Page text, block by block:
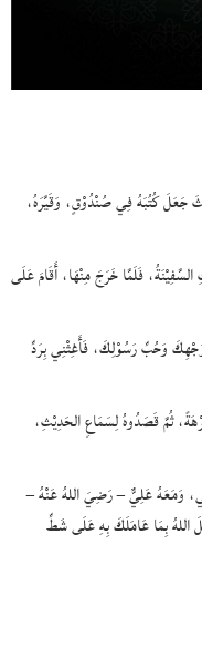
جَعَلَ كُتُبَهُ فِي صُنْدُوْقٍ، وَقَيَّرَهُ،
فَلَمَّا خَرَجَ مِنْهَا، أَقَامَ عَلَى
وَحُبِّ رَسُوْلِكَ، فَأَغِثْنِي بِرَدِّ
ثُمَّ قَصَدُوهُ لِسَمَاعِ الحَدِيْثِ،
وَمَعَهُ عَلِيٌّ – رَضِيَ اللهُ عَنْهُ –
اللهُ بِمَا عَامَلَكَ بِهِ عَلَى شَطِّ